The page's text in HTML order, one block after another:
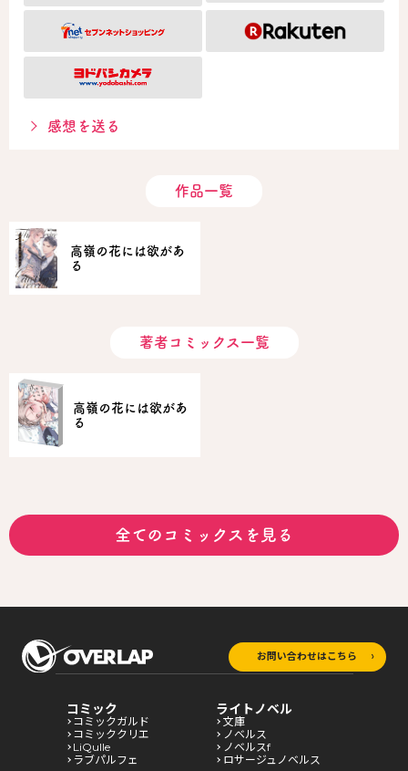
感想を送る
作品一覧
高嶺の花には欲があ
る
著者コミックス一覧
高嶺の花には欲があ
る
全てのコミックスを見る
お問い合わせはこちら
コミック
コミックガルド
コミッククリエ
LiQulle
ラブパルフェ
ライトノベル
文庫
ノベルス
ノベルスf
ロサージュノベルス